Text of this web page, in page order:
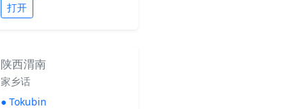
打开
陕西渭南
家乡话
● Tokubin